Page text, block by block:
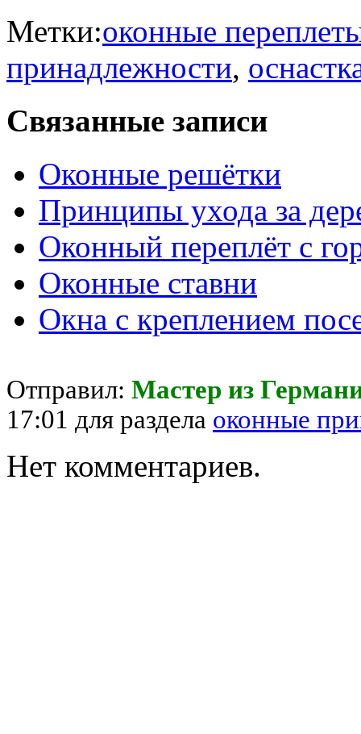
Метки:оконные
принадлежности,
Связанные записи
Оконные решётки
Принципы ухода за
Оконный переплёт с
Оконные ставни
Окна с креплением
Отправил: Мастер из
17:01 для раздела оконные
Нет комментариев.